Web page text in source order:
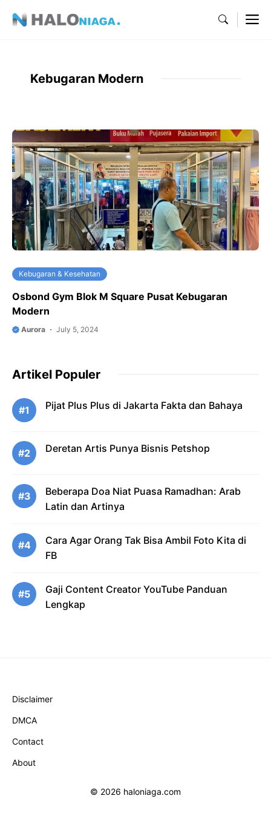
Kebugaran Modern
Kebugaran & Kesehatan
Osbond Gym Blok M Square Pusat Kebugaran
Modern
Aurora July 5, 2024
Artikel Populer
#1 Pijat Plus Plus di Jakarta Fakta dan Bahaya
#2 Deretan Artis Punya Bisnis Petshop
#3
Beberapa Doa Niat Puasa Ramadhan: Arab
Latin dan Artinya
#4
Cara Agar Orang Tak Bisa Ambil Foto Kita di
FB
#5
Gaji Content Creator YouTube Panduan
Lengkap
Disclaimer
DMCA
Contact
About
© 2026 haloniaga.com